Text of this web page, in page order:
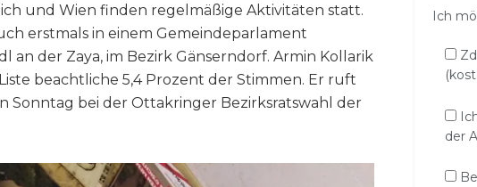
und Wien finden regelmäßige Aktivitäten statt.
erstmals in einem Gemeindeparlament
an der Zaya, im Bezirk Gänserndorf. Armin Kollarik
beachtliche 5,4 Prozent der Stimmen. Er ruft
Sonntag bei der Ottakringer Bezirksratswahl der
Ich
der